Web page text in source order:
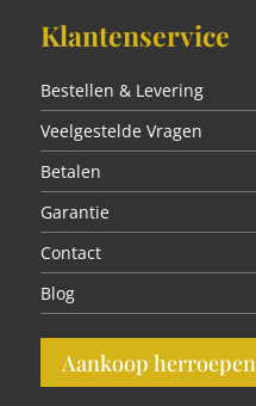
Klantenservice
Bestellen & Levering
Veelgestelde Vragen
Betalen
Garantie
Contact
Blog
Aankoop herroepen